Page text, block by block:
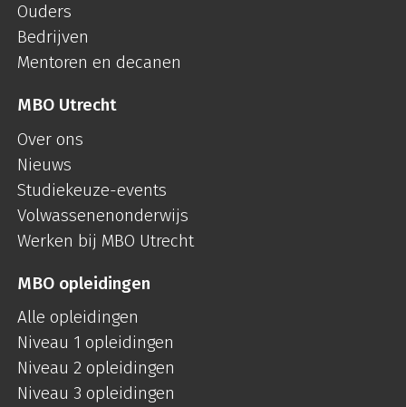
Ouders
Bedrijven
Mentoren en decanen
MBO Utrecht
Over ons
Nieuws
Studiekeuze-events
Volwassenenonderwijs
Werken bij MBO Utrecht
MBO opleidingen
Alle opleidingen
Niveau 1 opleidingen
Niveau 2 opleidingen
Niveau 3 opleidingen